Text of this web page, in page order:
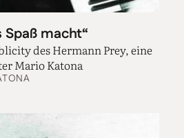
Spaß macht“
des Hermann Prey, eine
Mario Katona